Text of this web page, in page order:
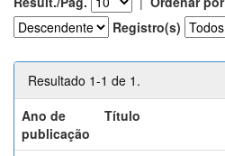
Registro(s)
Resultado 1-1 de 1.
Ano de
publicação
Título